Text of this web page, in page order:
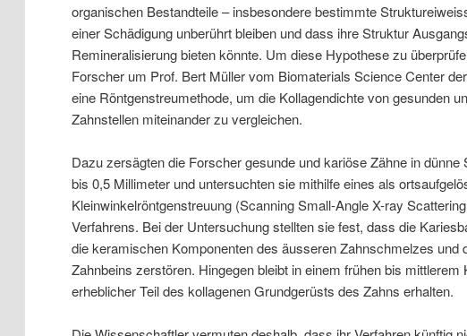
organischen Bestandteile – insbesondere bestimmte
einer Schädigung unberührt bleiben und dass ihre Struktur
Remineralisierung bieten könnte. Um diese Hypothese zu
Forscher um Prof. Bert Müller vom Biomaterials Science Center
eine Röntgenstreumethode, um die Kollagendichte von gesunden
Zahnstellen miteinander zu vergleichen.
Dazu zersägten die Forscher gesunde und kariöse Zähne in dünne
bis 0,5 Millimeter und untersuchten sie mithilfe eines als
Kleinwinkelröntgenstreuung (Scanning Small-Angle X-ray
Verfahrens. Bei der Untersuchung stellten sie fest, dass die
die keramischen Komponenten des äusseren Zahnschmelzes und
Zahnbeins zerstören. Hingegen bleibt in einem frühen bis mittlerem
erheblicher Teil des kollagenen Grundgerüsts des Zahns erhalten.